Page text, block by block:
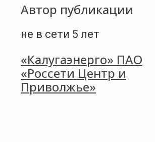
Автор публикации
не в сети 5 лет
«Калугаэнерго» ПАО
«Россети Центр и
Приволжье»